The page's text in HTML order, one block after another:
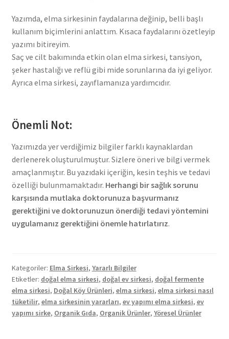
Yazımda, elma sirkesinin faydalarına değinip, belli başlı
kullanım biçimlerini anlattım. Kısaca faydalarını özetleyip
yazımı bitireyim.
Saç ve cilt bakımında etkin olan elma sirkesi, tansiyon,
şeker hastalığı ve reflü gibi mide sorunlarına da iyi geliyor.
Ayrıca elma sirkesi, zayıflamanıza yardımcıdır.
Önemli Not:
Yazımızda yer verdiğimiz bilgiler farklı kaynaklardan
derlenerek oluşturulmuştur. Sizlere öneri ve bilgi vermek
amaçlanmıştır. Bu yazıdaki içeriğin, kesin teşhis ve tedavi
özelliği bulunmamaktadır. Herhangi bir sağlık sorunu
karşısında mutlaka doktorunuza başvurmanız
gerektiğini ve doktorunuzun önerdiği tedavi yöntemini
uygulamanız gerektiğini önemle hatırlatırız.
Kategoriler: Elma Sirkesi, Yararlı Bilgiler
Etiketler: doğal elma sirkesi, doğal ev sirkesi, doğal fermente
elma sirkesi, Doğal Köy Ürünleri, elma sirkesi, elma sirkesi nasıl
tüketilir, elma sirkesinin yararları, ev yapımı elma sirkesi, ev
yapımı sirke, Organik Gıda, Organik Ürünler, Yöresel Ürünler